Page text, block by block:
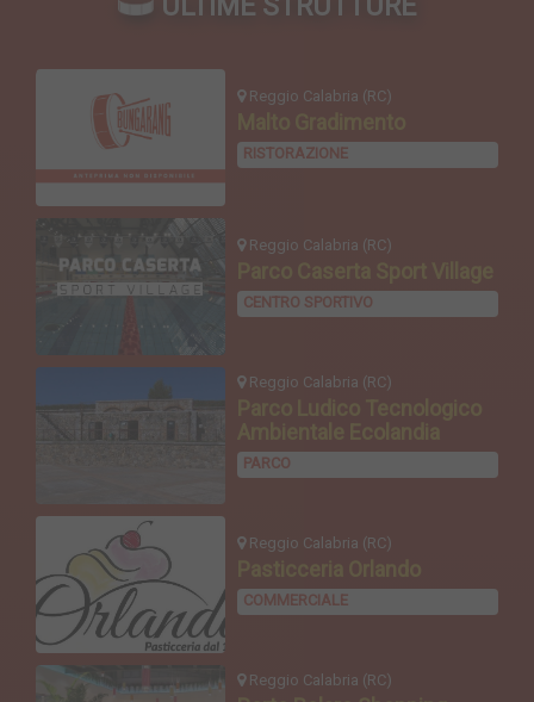
Reggio Calabria (RC)
RISTORAZIONE
Reggio Calabria (RC)
CENTRO SPORTIVO
Reggio Calabria (RC)
PARCO
Reggio Calabria (RC)
COMMERCIALE
Reggio Calabria (RC)